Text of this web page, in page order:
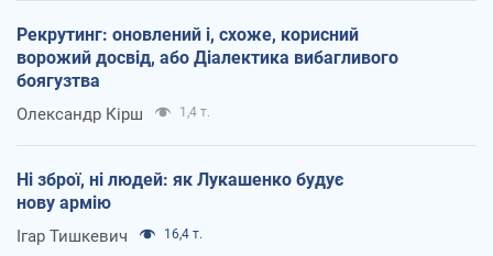
Рекрутинг: оновлений і, схоже, корисний
ворожий досвід, або Діалектика вибагливого
боягузтва
Олександр Кірш 1,4 т.
Ні зброї, ні людей: як Лукашенко будує
нову армію
Ігар Тишкевич 16,4 т.